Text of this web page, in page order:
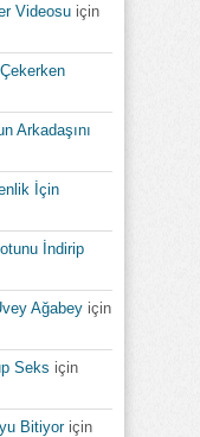
Videosu için
Arkadaşını
İçin
İndirip
Ağabey için
Seks için
Bitiyoriçin